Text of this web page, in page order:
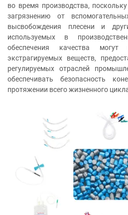
во время производства,
загрязнению от
высвобождения плесени и
используемых в
обеспечения качества могут
экстрагируемых веществ,
регулируемых отраслей
обеспечивать безопасность
протяжении всего жизненного